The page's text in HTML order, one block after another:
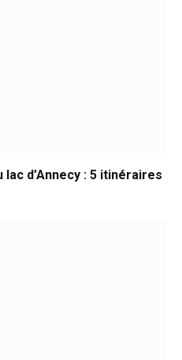
d’Annecy : 5 itinéraires